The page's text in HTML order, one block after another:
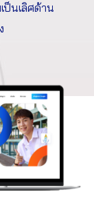
ป็นเลิศด้าน